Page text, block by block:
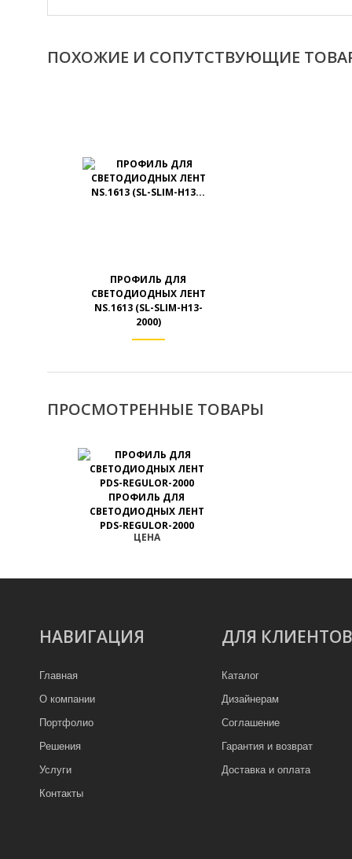
ПОХОЖИЕ И СОПУТСТВУЮЩИЕ
ПРОФИЛЬ ДЛЯ
СВЕТОДИОДНЫХ ЛЕНТ
NS.1613 (SL-SLIM-H13-
2000)
ПРОСМОТРЕННЫЕ ТОВАРЫ
ПРОФИЛЬ ДЛЯ
СВЕТОДИОДНЫХ ЛЕНТ
PDS-REGULOR-2000
ЦЕНА
НАВИГАЦИЯ
Главная
О компании
Портфолио
Решения
Услуги
Контакты
ДЛЯ КЛИЕНТОВ
Каталог
Дизайнерам
Соглашение
Гарантия и возврат
Доставка и оплата